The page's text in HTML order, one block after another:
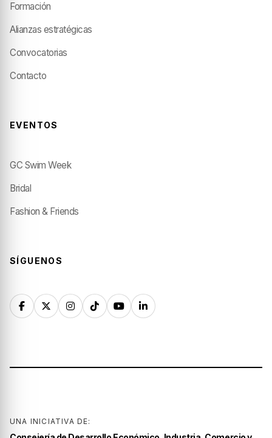
Formación
Alianzas estratégicas
Convocatorias
Contacto
EVENTOS
GC Swim Week
Bridal
Fashion & Friends
SÍGUENOS
UNA INICIATIVA DE: